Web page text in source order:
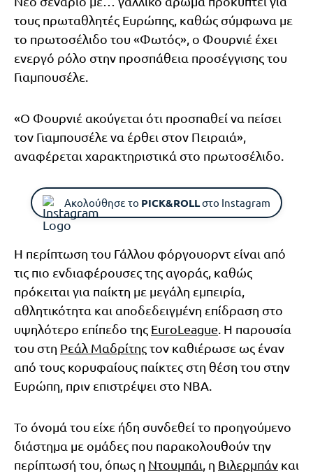
τους πρωταθλητές Ευρώπης, καθώς σύμφωνα με
το πρωτοσέλιδο του «Φωτός», ο Φουρνιέ έχει
ενεργό ρόλο στην προσπάθεια προσέγγισης του
Γιαμπουσέλε.
«Ο Φουρνιέ ακούγεται ότι προσπαθεί να πείσει
τον Γιαμπουσέλε να έρθει στον Πειραιά»,
αναφέρεται χαρακτηριστικά στο πρωτοσέλιδο.
Ακολούθησε το PICK&ROLLστο Instagram
Η περίπτωση του Γάλλου φόργουορντ είναι από
τις πιο ενδιαφέρουσες της αγοράς, καθώς
πρόκειται για παίκτη με μεγάλη εμπειρία,
αθλητικότητα και αποδεδειγμένη επίδραση στο
υψηλότερο επίπεδο της EuroLeague . Η παρουσία
του στη Ρεάλ Μαδρίτηςτον καθιέρωσε ως έναν
από τους κορυφαίους παίκτες στη θέση του στην
Ευρώπη, πριν επιστρέψει στο NBA.
Το όνομά του είχε ήδη συνδεθεί το προηγούμενο
διάστημα με ομάδες που παρακολουθούν την
περίπτωσή του, όπως η Ντουμπάι , η Βιλερμπάν και